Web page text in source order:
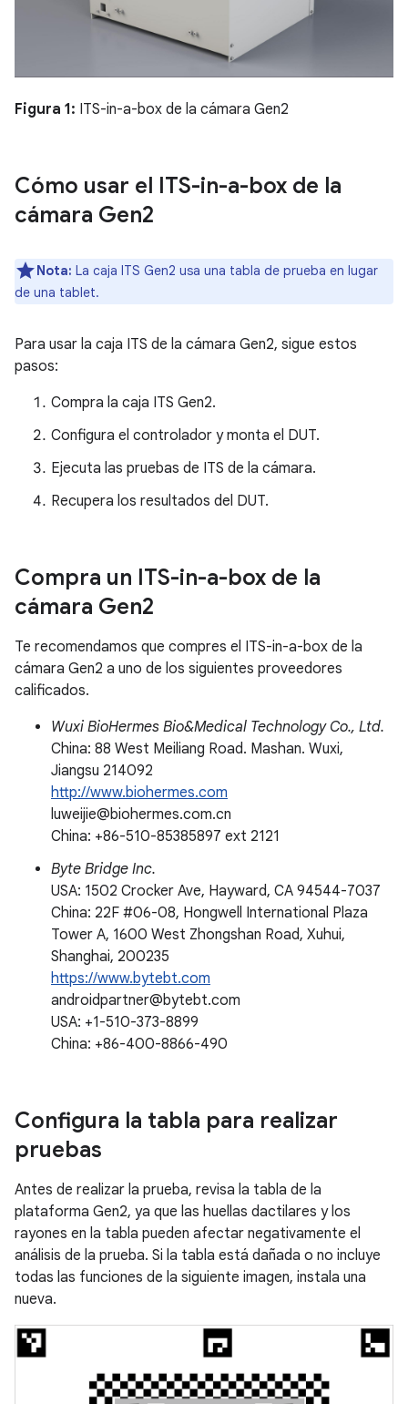
Figura 1: ITS-in-a-box de la cámara Gen2
Cómo usar el ITS-in-a-box de la
cámara Gen2
Nota: La caja ITS Gen2 usa una tabla de prueba en lugar
de una tablet.
Para usar la caja ITS de la cámara Gen2, sigue estos
pasos:
Compra la caja ITS Gen2.
Configura el controlador y monta el DUT.
Ejecuta las pruebas de ITS de la cámara.
Recupera los resultados del DUT.
Compra un ITS-in-a-box de la
cámara Gen2
Te recomendamos que compres el ITS-in-a-box de la
cámara Gen2 a uno de los siguientes proveedores
calificados.
Wuxi BioHermes Bio&Medical Technology Co., Ltd.
China: 88 West Meiliang Road. Mashan. Wuxi,
Jiangsu 214092
http://www.biohermes.com
luweijie@biohermes.com.cn
China: +86-510-85385897 ext 2121
Byte Bridge Inc.
USA: 1502 Crocker Ave, Hayward, CA 94544-7037
China: 22F #06-08, Hongwell International Plaza
Tower A, 1600 West Zhongshan Road, Xuhui,
Shanghai, 200235
https://www.bytebt.com
androidpartner@bytebt.com
USA: +1-510-373-8899
China: +86-400-8866-490
Configura la tabla para realizar
pruebas
Antes de realizar la prueba, revisa la tabla de la
plataforma Gen2, ya que las huellas dactilares y los
rayones en la tabla pueden afectar negativamente el
análisis de la prueba. Si la tabla está dañada o no incluye
todas las funciones de la siguiente imagen, instala una
nueva.